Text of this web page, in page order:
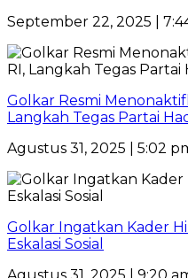
September 22, 2025 |
Golkar Resmi
Langkah Tegas Partai
Agustus 31, 2025 | 5:02
Golkar Ingatkan Kader
Eskalasi Sosial
Agustus 31, 2025 | 9:20